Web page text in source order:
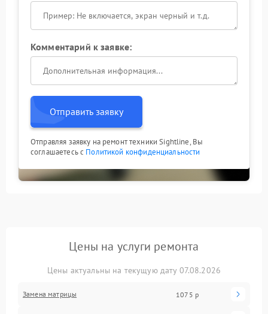
Комментарий к заявке:
Отправить заявку
Отправляя заявку на ремонт техники Sightline, Вы
соглашаетесь с Политикой конфиденциальности
Цены на услуги ремонта
Цены актуальны на текущую дату 07.08.2026
Замена матрицы 1075 р